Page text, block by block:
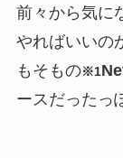
前々から気に
やればいいの
もそもの※1
ースだったっ